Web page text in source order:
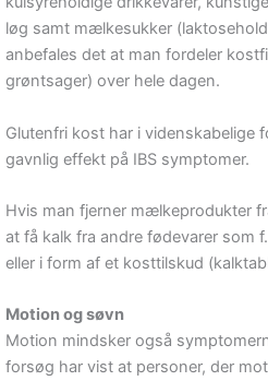
løg samt mælkesukker
anbefales det at man fordeler
grøntsager) over hele dagen.
Glutenfri kost har i videnskabelige
gavnlig effekt på IBS symptomer.
Hvis man fjerner mælkeprodukter
at få kalk fra andre fødevarer som
eller i form af et kosttilskud
Motion og søvn
Motion mindsker også
forsøg har vist at personer, der